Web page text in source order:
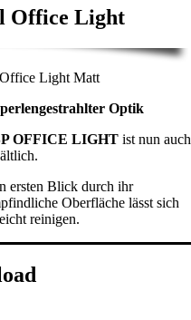
Office Light
Optik
OFFICE LIGHT ist nun auch
ersten Blick durch ihr
Oberfläche lässt sich
reinigen.